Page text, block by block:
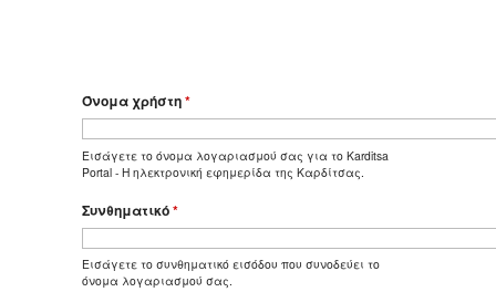
Όνομα χρήστη*
Εισάγετε το όνομα λογαριασμού σας για το Karditsa
Portal - Η ηλεκτρονική εφημερίδα της Καρδίτσας.
Συνθηματικό*
Εισάγετε το συνθηματικό εισόδου που συνοδεύει το
όνομα λογαριασμού σας.